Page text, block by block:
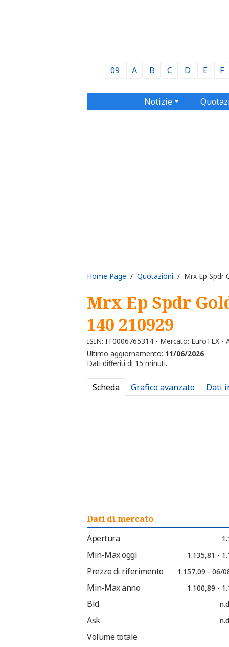
09 A B C D E F
Notizie
Home Page / Quotazioni / Mrx Ep Spdr
Mrx Ep Spdr
140 210929
ISIN: IT0006765314 - Mercato: EuroTLX -
Ultimo aggiornamento: 11/06/2026
Dati differiti di 15 minuti.
Scheda Grafico avanzato Dati
Dati di mercato
Apertura
Min-Max oggi 1.135,81 -
Prezzo di riferimento 1.157,09 - 06/
Min-Max anno 1.100,89 -
Bid
Ask
Volume totale